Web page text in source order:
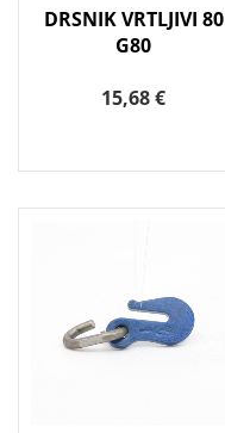
DRSNIK VRTLJIVI 80
G80
15,68 €